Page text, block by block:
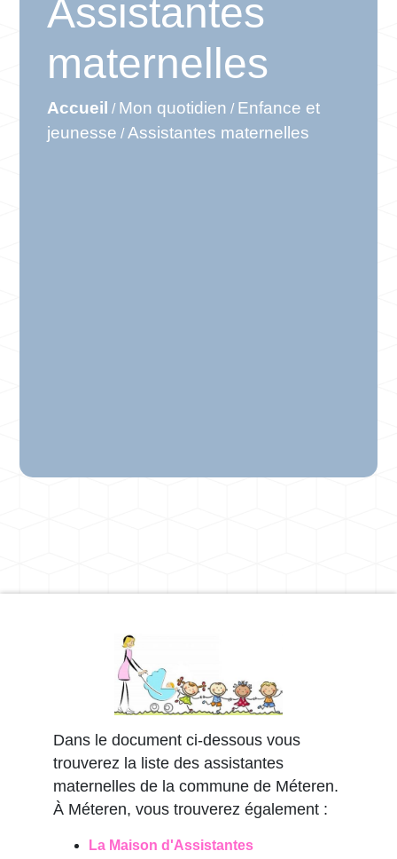
Assistantes
maternelles
Accueil / Mon quotidien / Enfance et
jeunesse /Assistantes maternelles
Dans le document ci-dessous vous
trouverez la liste des assistantes
maternelles de la commune de Méteren.
À Méteren, vous trouverez également :
La Maison d'Assistantes